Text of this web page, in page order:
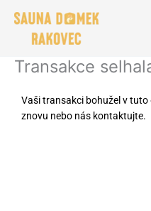
Transakce
Vaši transakci bohužel v
znovu nebo nás kontaktujte.